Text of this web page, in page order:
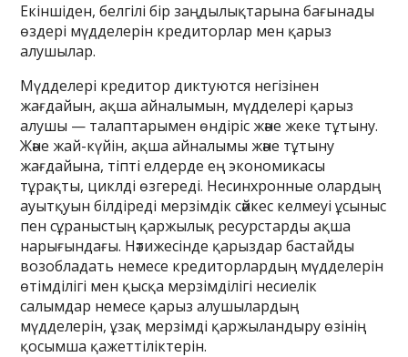
Екіншіден, белгілі бір заңдылықтарына бағынады
өздері мүдделерін кредиторлар мен қарыз
алушылар.
Мүдделері кредитор диктуются негізінен
жағдайын, ақша айналымын, мүдделері қарыз
алушы — талаптарымен өндіріс және жеке тұтыну.
Және жай-күйін, ақша айналымы және тұтыну
жағдайына, тіпті елдерде ең экономикасы
тұрақты, циклді өзгереді. Несинхронные олардың
ауытқуын білдіреді мерзімдік сәйкес келмеуі ұсыныс
пен сұраныстың қаржылық ресурстарды ақша
нарығындағы. Нәтижесінде қарыздар бастайды
возобладать немесе кредиторлардың мүдделерін
өтімділігі мен қысқа мерзімділігі несиелік
салымдар немесе қарыз алушылардың
мүдделерін, ұзақ мерзімді қаржыландыру өзінің
қосымша қажеттіліктерін.